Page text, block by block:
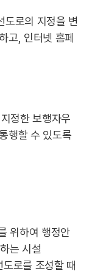
로의 지정을 변
고, 인터넷 홈페
정한 보행자우
행할 수 있도록
위하여 행정안
는 시설
로를 조성할 때